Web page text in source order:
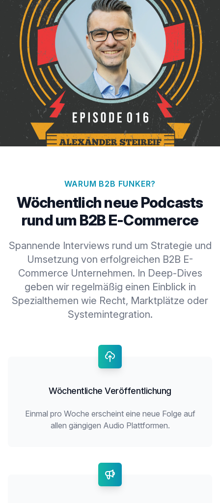
WARUM B2B FUNKER?
Wöchentlich neue Podcasts
rund um B2B E-Commerce
Spannende Interviews rund um Strategie und
Umsetzung von erfolgreichen B2B E-
Commerce Unternehmen. In Deep-Dives
geben wir regelmäßig einen Einblick in
Spezialthemen wie Recht, Marktplätze oder
Systemintegration.
Wöchentliche Veröffentlichung
Einmal pro Woche erscheint eine neue Folge auf
allen gängigen Audio Plattformen.